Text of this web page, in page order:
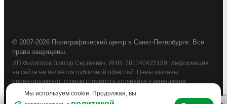
© 2007-2026 Полиграфический центр в Санкт-Петербурге. Все
права защищены.
ИП Филиппов Виктор Сергеевич, ИНН: 781140425189. Информация
на сайте не является публичной офертой. Цены указаны
ориентировочно, точную стоимость уточняйте у менеджера.
Политика конфиденциальности
Мы используем cookie. Продолжая, вы